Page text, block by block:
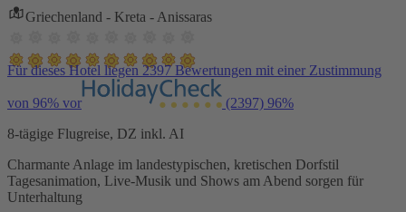
Griechenland - Kreta - Anissaras
Für dieses Hotel liegen 2397 Bewertungen mit einer Zustimmung
von 96% vor (2397) 96%
8-tägige Flugreise, DZ inkl. AI
Charmante Anlage im landestypischen, kretischen Dorfstil
Tagesanimation, Live-Musik und Shows am Abend sorgen für
Unterhaltung